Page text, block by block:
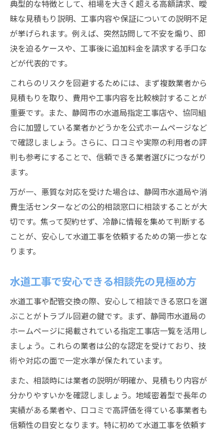
典型的な特徴として、相場を大きく超える高額請求、曖
昧な見積もり説明、工事内容や保証についての説明不足
が挙げられます。例えば、突然訪問して不安を煽り、即
決を迫るケースや、工事後に追加料金を請求する手口な
どが代表的です。
これらのリスクを回避するためには、まず複数業者から
見積もりを取り、費用や工事内容を比較検討することが
重要です。また、静岡市の水道局指定工事店や、協同組
合に加盟している業者かどうかを公式ホームページなど
で確認しましょう。さらに、口コミや実際の利用者の評
判も参考にすることで、信頼できる業者選びにつながり
ます。
万が一、悪質な対応を受けた場合は、静岡市水道局や消
費生活センターなどの公的相談窓口に相談することが大
切です。焦って契約せず、冷静に情報を集めて判断する
ことが、安心して水道工事を依頼するための第一歩とな
ります。
水道工事で安心できる相談先の見極め方
水道工事や配管交換の際、安心して相談できる窓口を選
ぶことがトラブル回避の鍵です。まず、静岡市水道局の
ホームページに掲載されている指定工事店一覧を活用し
ましょう。これらの業者は公的な認定を受けており、技
術や対応の面で一定水準が保たれています。
また、相談時には業者の説明が明確か、見積もり内容が
分かりやすいかを確認しましょう。地域密着型で長年の
実績がある業者や、口コミで高評価を得ている事業者も
信頼性の目安となります。特に初めて水道工事を依頼す